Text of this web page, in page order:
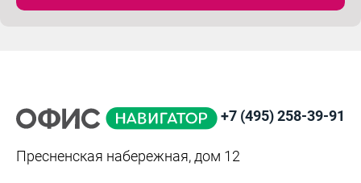
+7 (495) 258-39-91
Пресненская набережная, дом 12